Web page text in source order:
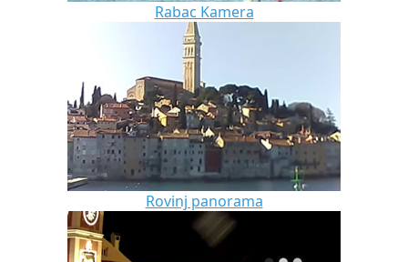
Rabac Kamera
Rovinj panorama